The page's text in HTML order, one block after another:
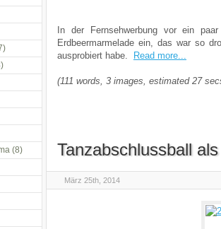
In der Fernsehwerbung vor ein
Erdbeermarmelade ein, das war so
ausprobiert habe.
Read more...
(111 words, 3 images, estimated 27
Tanzabschlussball
März 25th, 2014
(8)